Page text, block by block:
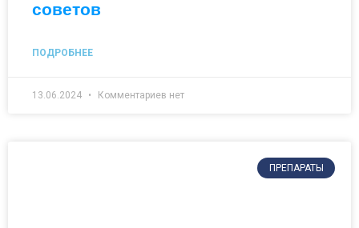
советов
ПОДРОБНЕЕ
13.06.2024 Комментариев нет
ПРЕПАРАТЫ